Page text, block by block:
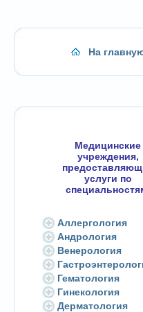
На
Медицинские
учреждения,
услуги по
Аллергология
Андрология
Венерология
Гематология
Гинекология
Дерматология